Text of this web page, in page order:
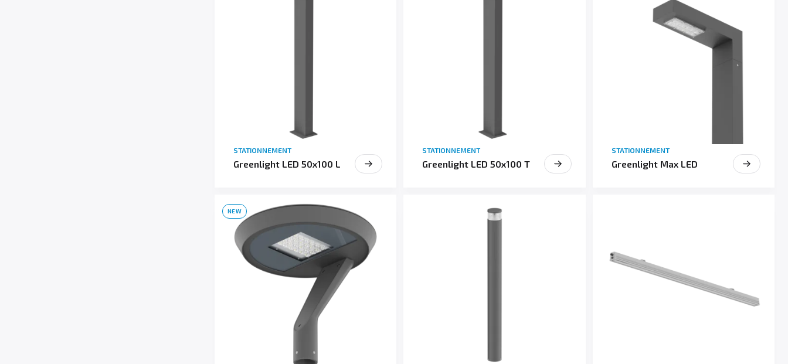
STATIONNEMENT
Greenlight LED 50x100 L
STATIONNEMENT
Greenlight LED 50x100 T
STATIONNEMENT
Greenlight Max LED
NEW